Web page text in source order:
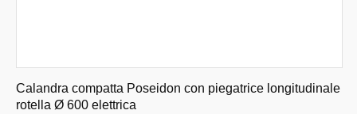
Calandra compatta Poseidon con piegatrice longitudinale
rotella Ø 600 elettrica